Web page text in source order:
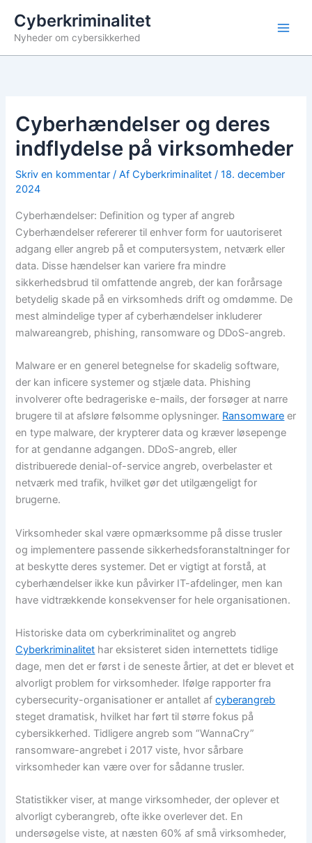
indholdet
Cyberkriminalitet
Nyheder om cybersikkerhed
Cyberhændelser og deres
indflydelse på virksomheder
Skriv en kommentar / AfCyberkriminalitet/18. december
2024
Cyberhændelser: Definition og typer af angreb
Cyberhændelser refererer til enhver form for uautoriseret
adgang eller angreb på et computersystem, netværk eller
data. Disse hændelser kan variere fra mindre
sikkerhedsbrud til omfattende angreb, der kan forårsage
betydelig skade på en virksomheds drift og omdømme. De
mest almindelige typer af cyberhændelser inkluderer
malwareangreb, phishing, ransomware og DDoS-angreb.
Malware er en generel betegnelse for skadelig software,
der kan inficere systemer og stjæle data. Phishing
involverer ofte bedrageriske e-mails, der forsøger at narre
brugere til at afsløre følsomme oplysninger. Ransomware er
en type malware, der krypterer data og kræver løsepenge
for at gendanne adgangen. DDoS-angreb, eller
distribuerede denial-of-service angreb, overbelaster et
netværk med trafik, hvilket gør det utilgængeligt for
brugerne.
Virksomheder skal være opmærksomme på disse trusler
og implementere passende sikkerhedsforanstaltninger for
at beskytte deres systemer. Det er vigtigt at forstå, at
cyberhændelser ikke kun påvirker IT-afdelinger, men kan
have vidtrækkende konsekvenser for hele organisationen.
Historiske data om cyberkriminalitet og angreb
Cyberkriminalitet har eksisteret siden internettets tidlige
dage, men det er først i de seneste årtier, at det er blevet et
alvorligt problem for virksomheder. Ifølge rapporter fra
cybersecurity-organisationer er antallet afcyberangreb
steget dramatisk, hvilket har ført til større fokus på
cybersikkerhed. Tidligere angreb som “WannaCry”
ransomware-angrebet i 2017 viste, hvor sårbare
virksomheder kan være over for sådanne trusler.
Statistikker viser, at mange virksomheder, der oplever et
alvorligt cyberangreb, ofte ikke overlever det. En
undersøgelse viste, at næsten 60% af små virksomheder,